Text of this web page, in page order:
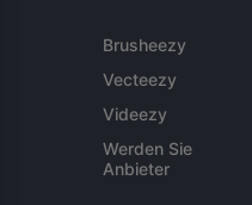
Brusheezy
Vecteezy
Videezy
Werden Sie
Anbieter